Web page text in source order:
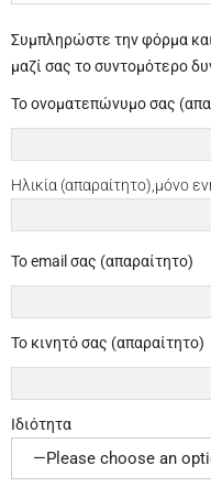
Συμπληρώστε την φόρμα
μαζί σας το συντομότερο
Το ονοματεπώνυμο σας
Ηλικία (απαραίτητο),μόνο
Το email σας (απαραίτητο)
Το κινητό σας (απαραίτητο)
Ιδιότητα